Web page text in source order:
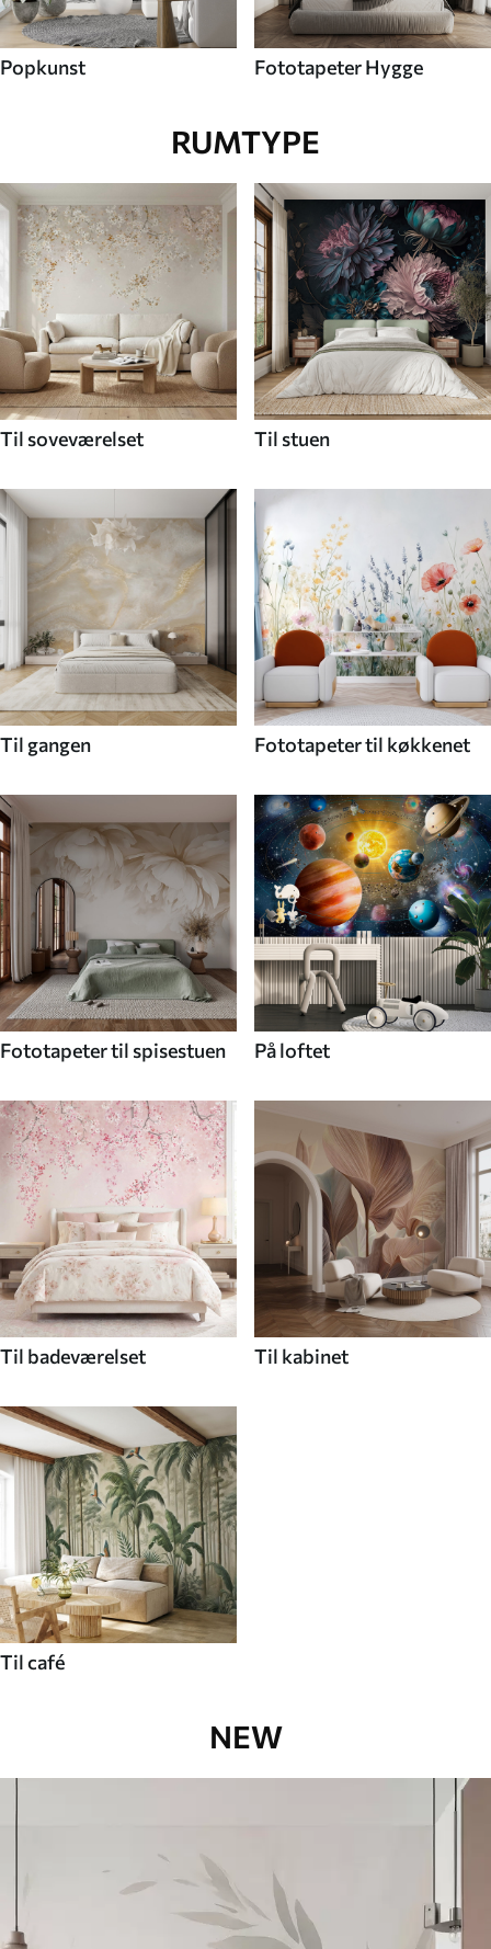
Popkunst Fototapeter Hygge
RUMTYPE
Til soveværelset Til stuen
Til gangen Fototapeter til køkkenet
Fototapeter til spisestuen På loftet
Til badeværelset Til kabinet
Til café
NEW